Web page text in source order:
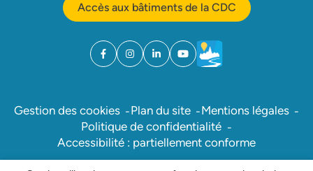
Accès aux bâtiments de la CDC
Facebook
(ouverture dans un nouvel onglet)
Instagram
(ouverture dans un nouvel onglet)
Linkedin
(ouverture dans un nouvel onglet)
YouTube
(ouverture dans un nouvel
Météo
(ouverture dans un
Gestion des cookies Plan du site
Mentions légales
Politique de confidentialité
Accessibilité : partiellement conforme